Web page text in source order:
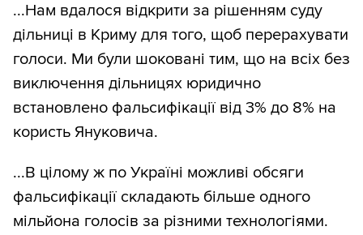
...Нам вдалося відкрити за рішенням суду
дільниці в Криму для того, щоб перерахувати
голоси. Ми були шоковані тим, що на всіх без
виключення дільницях юридично
встановлено фальсифікації від 3% до 8% на
користь Януковича.
...В цілому ж по Україні можливі обсяги
фальсифікації складають більше одного
мільйона голосів за різними технологіями.